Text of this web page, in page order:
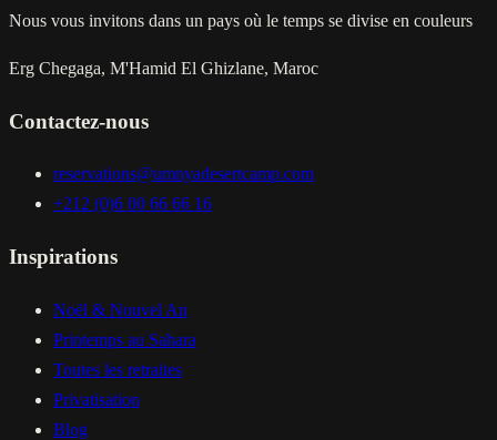
Nous vous invitons dans un pays où le temps se divise en couleurs
Erg Chegaga, M'Hamid El Ghizlane, Maroc
Contactez-nous
reservations@umnyadesertcamp.com
+212 (0)6 00 66 66 16
Inspirations
Noël & Nouvel An
Printemps au Sahara
Toutes les retraites
Privatisation
Blog